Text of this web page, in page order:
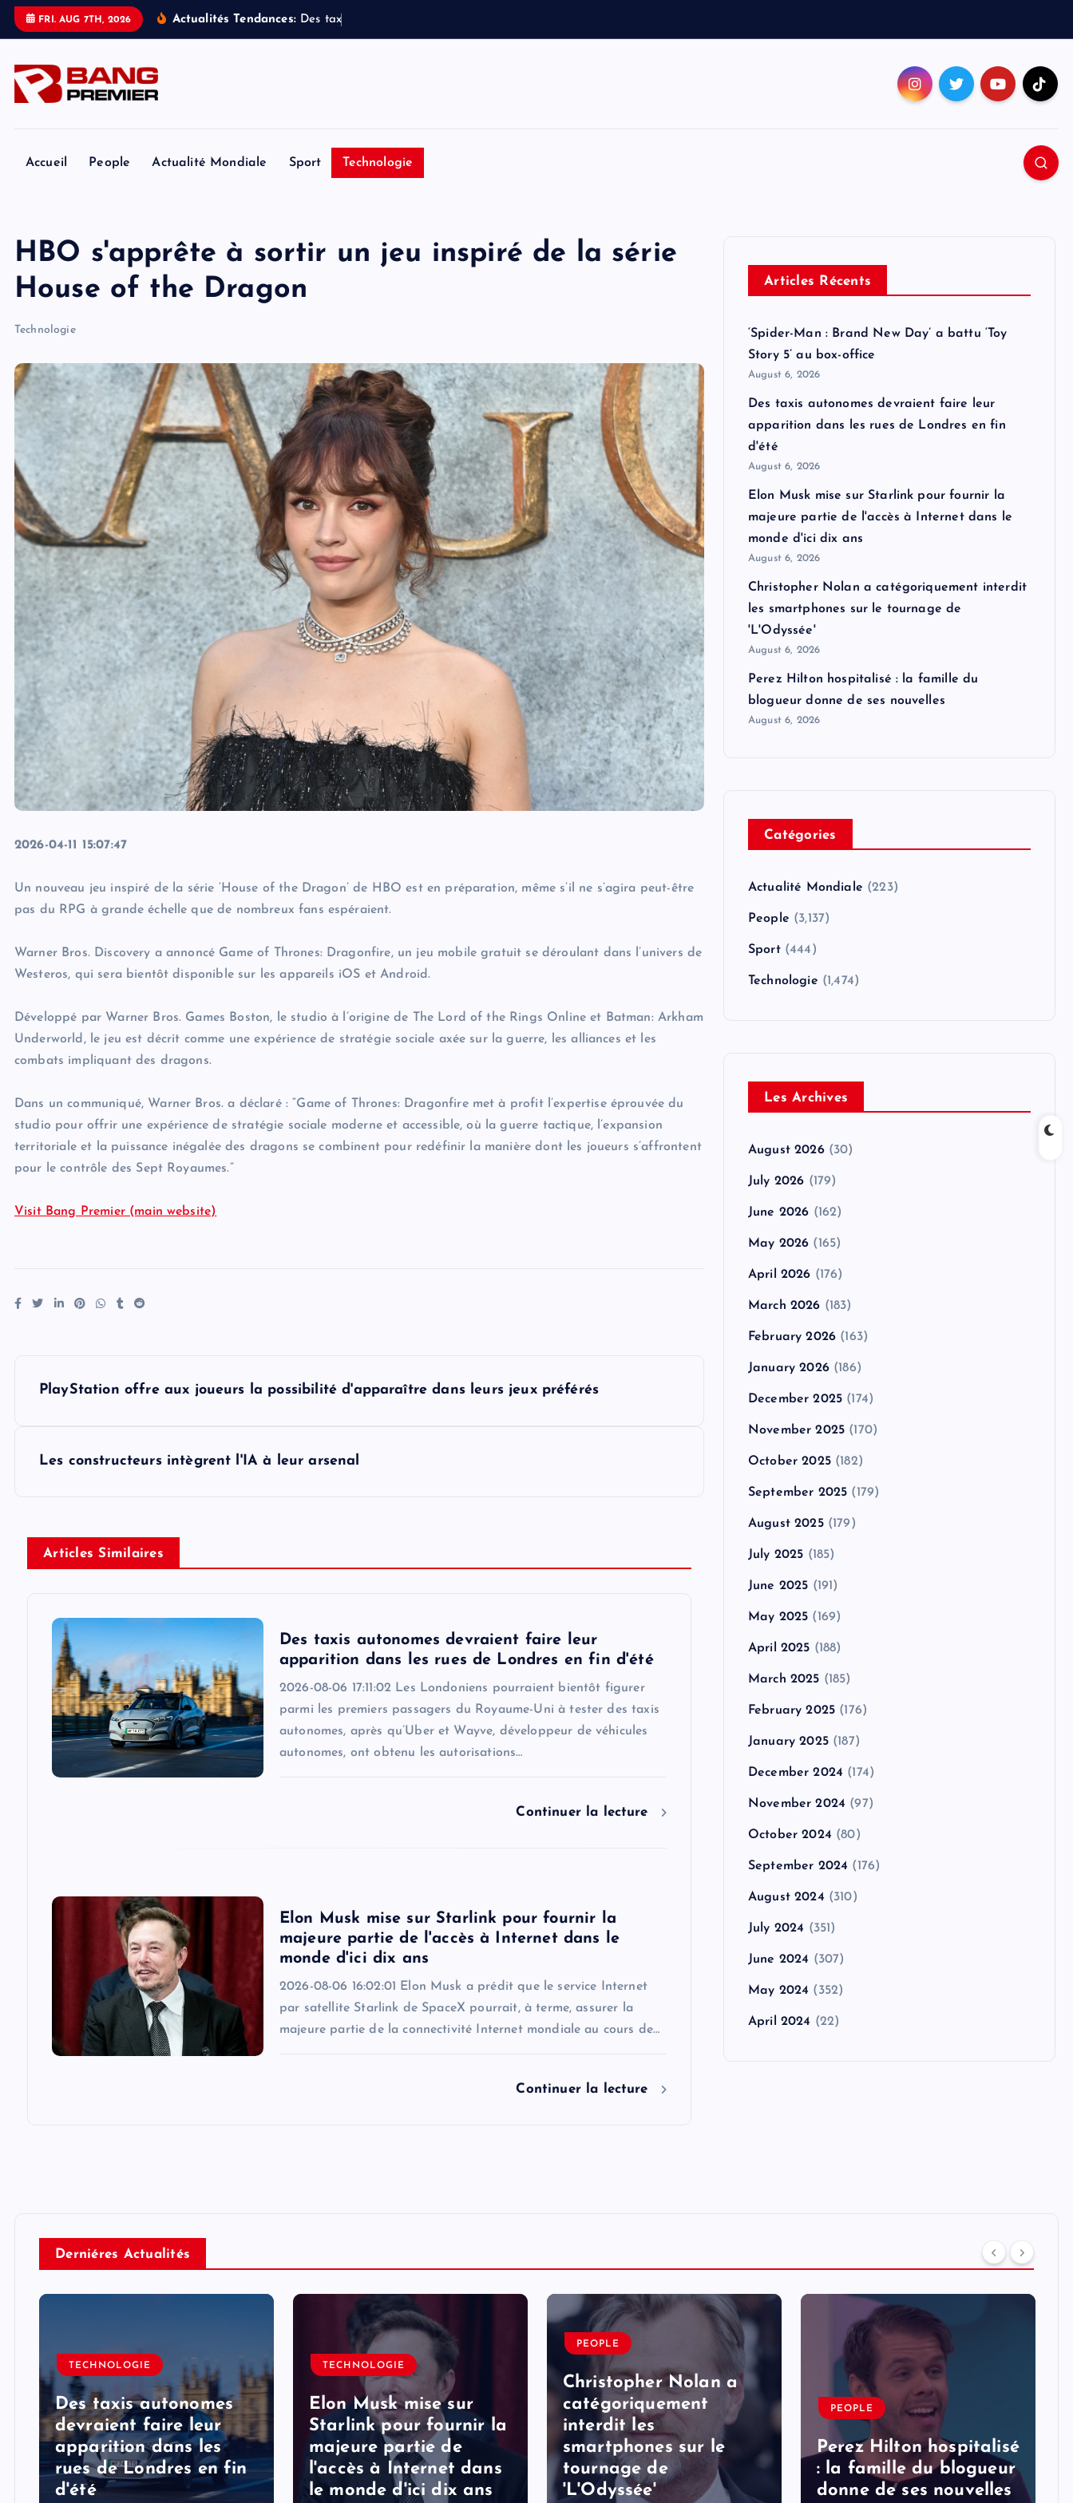
FRI. AUG 7TH, 2026 Actualités Tendances: Des tax
Accueil People Actualité Mondiale Sport Technologie
HBO s'apprête à sortir un jeu inspiré de la série
House of the Dragon
Technologie
2026-04-11 15:07:47
Un nouveau jeu inspiré de la série ‘House of the Dragon’ de HBO est en préparation, même s’il ne s’agira peut-être
pas du RPG à grande échelle que de nombreux fans espéraient.
Warner Bros. Discovery a annoncé Game of Thrones: Dragonfire, un jeu mobile gratuit se déroulant dans l’univers de
Westeros, qui sera bientôt disponible sur les appareils iOS et Android.
Développé par Warner Bros. Games Boston, le studio à l’origine de The Lord of the Rings Online et Batman: Arkham
Underworld, le jeu est décrit comme une expérience de stratégie sociale axée sur la guerre, les alliances et les
combats impliquant des dragons.
Dans un communiqué, Warner Bros. a déclaré : “Game of Thrones: Dragonfire met à profit l’expertise éprouvée du
studio pour offrir une expérience de stratégie sociale moderne et accessible, où la guerre tactique, l’expansion
territoriale et la puissance inégalée des dragons se combinent pour redéfinir la manière dont les joueurs s’affrontent
pour le contrôle des Sept Royaumes.”
Visit Bang Premier (main website)
PlayStation offre aux joueurs la possibilité d'apparaître dans leurs jeux préférés
Les constructeurs intègrent l'IA à leur arsenal
Articles Similaires
Des taxis autonomes devraient faire leur
apparition dans les rues de Londres en fin d'été
2026-08-06 17:11:02 Les Londoniens pourraient bientôt figurer
parmi les premiers passagers du Royaume-Uni à tester des taxis
autonomes, après qu’Uber et Wayve, développeur de véhicules
autonomes, ont obtenu les autorisations…
Continuer la lecture
Elon Musk mise sur Starlink pour fournir la
majeure partie de l'accès à Internet dans le
monde d'ici dix ans
2026-08-06 16:02:01 Elon Musk a prédit que le service Internet
par satellite Starlink de SpaceX pourrait, à terme, assurer la
majeure partie de la connectivité Internet mondiale au cours de…
Continuer la lecture
Articles Récents
‘Spider-Man : Brand New Day’ a battu ‘Toy
Story 5’ au box-office
August 6, 2026
Des taxis autonomes devraient faire leur
apparition dans les rues de Londres en fin
d'été
August 6, 2026
Elon Musk mise sur Starlink pour fournir la
majeure partie de l'accès à Internet dans le
monde d'ici dix ans
August 6, 2026
Christopher Nolan a catégoriquement interdit
les smartphones sur le tournage de
'L'Odyssée'
August 6, 2026
Perez Hilton hospitalisé : la famille du
blogueur donne de ses nouvelles
August 6, 2026
Catégories
Actualité Mondiale (223)
People (3,137)
Sport(444)
Technologie (1,474)
Les Archives
August 2026(30)
July 2026 (179)
June 2026 (162)
May 2026 (165)
April 2026 (176)
March 2026 (183)
February 2026 (163)
January 2026(186)
December 2025 (174)
November 2025 (170)
October 2025(182)
September 2025 (179)
August 2025(179)
July 2025 (185)
June 2025 (191)
May 2025 (169)
April 2025 (188)
March 2025 (185)
February 2025 (176)
January 2025(187)
December 2024 (174)
November 2024 (97)
October 2024 (80)
September 2024 (176)
August 2024 (310)
July 2024 (351)
June 2024 (307)
May 2024 (352)
April 2024 (22)
Derniéres Actualités
TECHNOLOGIE
Des taxis autonomes
devraient faire leur
apparition dans les
rues de Londres en fin
d'été
TECHNOLOGIE
Elon Musk mise sur
Starlink pour fournir la
majeure partie de
l'accès à Internet dans
le monde d'ici dix ans
PEOPLE
Christopher Nolan a
catégoriquement
interdit les
smartphones sur le
tournage de
'L'Odyssée'
PEOPLE
Perez Hilton hospitalisé
: la famille du blogueur
donne de ses nouvelles